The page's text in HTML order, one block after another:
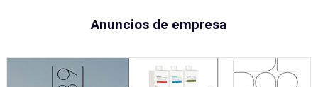
Anuncios de empresa